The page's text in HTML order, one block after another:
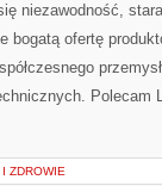
niezawodność,
bogatą ofertę
Polecam
ZDROWIE